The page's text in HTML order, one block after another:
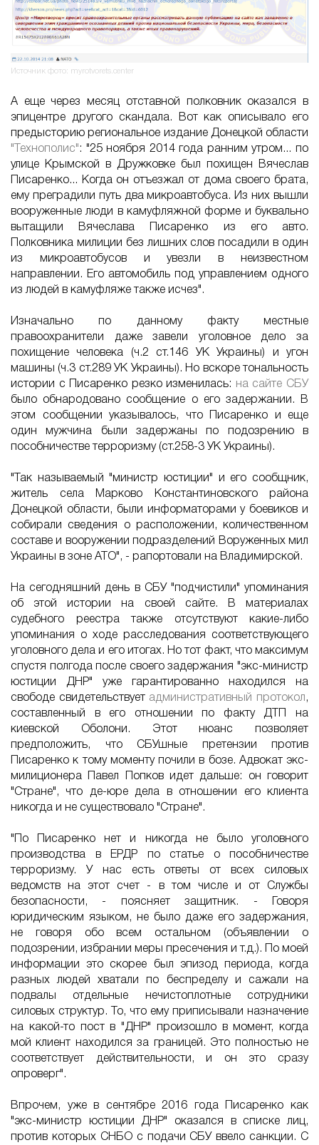
Источник фото: myrotvorets.center
А еще через месяц отставной полковник оказался в
эпицентре другого скандала. Вот как описывало его
предысторию региональное издание Донецкой области
"Технополис": "25 ноября 2014 года ранним утром... по
улице Крымской в Дружковке был похищен Вячеслав
Писаренко... Когда он отъезжал от дома своего брата,
ему преградили путь два микроавтобуса. Из них вышли
вооруженные люди в камуфляжной форме и буквально
вытащили Вячеслава Писаренко из его авто.
Полковника милиции без лишних слов посадили в один
из микроавтобусов и увезли в неизвестном
направлении. Его автомобиль под управлением одного
из людей в камуфляже также исчез".
Изначально по данному факту местные
правоохранители даже завели уголовное дело за
похищение человека (ч.2 ст.146 УК Украины) и угон
машины (ч.3 ст.289 УК Украины). Но вскоре тональность
истории с Писаренко резко изменилась: на сайте СБУ
было обнародовано сообщение о его задержании. В
этом сообщении указывалось, что Писаренко и еще
один мужчина были задержаны по подозрению в
пособничестве терроризму (ст.258-3 УК Украины).
"Так называемый "министр юстиции" и его сообщник,
житель села Марково Константиновского района
Донецкой области, были информаторами у боевиков и
собирали сведения о расположении, количественном
составе и вооружении подразделений Воруженных мил
Украины в зоне АТО", - рапортовали на Владимирской.
На сегодняшний день в СБУ "подчистили" упоминания
об этой истории на своей сайте. В материалах
судебного реестра также отсутствуют какие-либо
упоминания о ходе расследования соответствующего
уголовного дела и его итогах. Но тот факт, что максимум
спустя полгода после своего задержания "экс-министр
юстиции ДНР" уже гарантированно находился на
свободе свидетельствует административный протокол ,
составленный в его отношении по факту ДТП на
киевской Оболони. Этот нюанс позволяет
предположить, что СБУшные претензии против
Писаренко к тому моменту почили в бозе. Адвокат экс-
милиционера Павел Попков идет дальше: он говорит
"Стране", что де-юре дела в отношении его клиента
никогда и не существовало "Стране".
"По Писаренко нет и никогда не было уголовного
производства в ЕРДР по статье о пособничестве
терроризму. У нас есть ответы от всех силовых
ведомств на этот счет - в том числе и от Службы
безопасности, - поясняет защитник. - Говоря
юридическим языком, не было даже его задержания,
не говоря обо всем остальном (объявлении о
подозрении, избрании меры пресечения и т.д.). По моей
информации это скорее был эпизод периода, когда
разных людей хватали по беспределу и сажали на
подвалы отдельные нечистоплотные сотрудники
силовых структур. То, что ему приписывали назначение
на какой-то пост в "ДНР" произошло в момент, когда
мой клиент находился за границей. Это полностью не
соответствует действительности, и он это сразу
опроверг".
Впрочем, уже в сентябре 2016 года Писаренко как
"экс-министр юстиции ДНР" оказался в списке лиц,
против которых СНБО с подачи СБУ ввело санкции. С